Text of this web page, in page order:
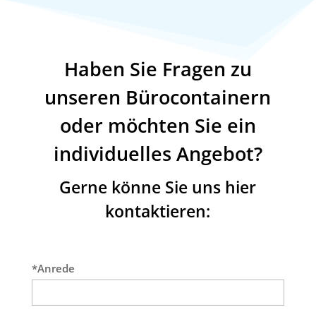
Haben Sie Fragen zu
unseren Bürocontainern
oder möchten Sie ein
individuelles Angebot?
Gerne könne Sie uns hier
kontaktieren:
*Anrede